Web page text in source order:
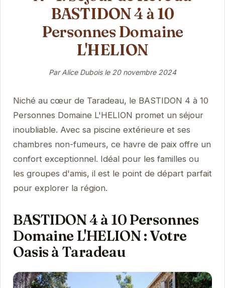
BASTIDON 4 à 10
Personnes Domaine
L'HELION
Par Alice Dubois le 20 novembre 2024
Niché au cœur de Taradeau, le BASTIDON 4 à 10
Personnes Domaine L'HELION promet un séjour
inoubliable. Avec sa piscine extérieure et ses
chambres non-fumeurs, ce havre de paix offre un
confort exceptionnel. Idéal pour les familles ou
les groupes d'amis, il est le point de départ parfait
pour explorer la région.
BASTIDON 4 à 10 Personnes
Domaine L'HELION : Votre
Oasis à Taradeau